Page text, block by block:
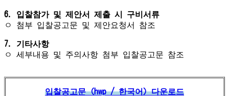
6. 입찰참가 및 제안서 제출 시 구비서류
ㅇ 첨부 입찰공고문 및 제안요청서 참조
7. 기타사항
ㅇ 세부내용 및 주의사항 첨부 입찰공고문 참조
입찰공고문（hwp / 한국어）다운로드